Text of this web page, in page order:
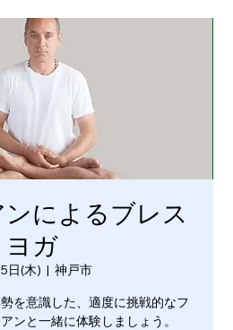
によるブレス
ヨガ
日(木)
  |
神戸市
を意識した、適度に挑戦的なフ
ンと一緒に体験しましょう。